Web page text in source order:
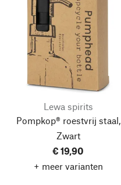
Lewa spirits
Pompkop® roestvrij staal,
Zwart
€ 19,90
+ meer varianten